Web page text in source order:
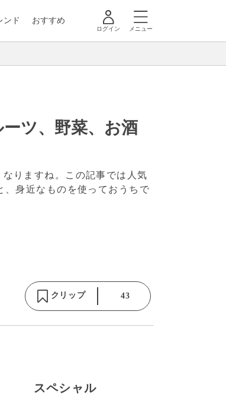
ンド おすすめ
ログイン メニュー
ツ、野菜、お酒
りますね。この記事では人気
身近なものを使っておうちで
クリップ 43
スペシャル